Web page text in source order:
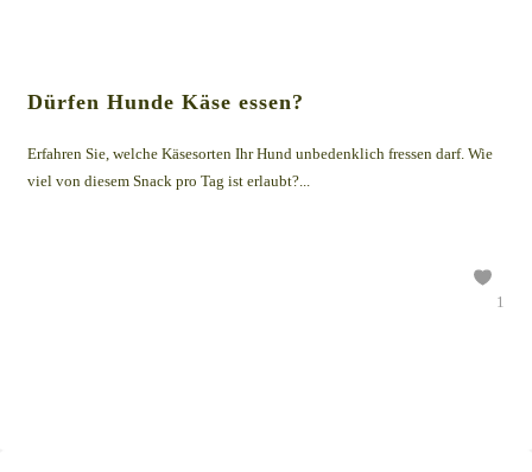
Dürfen Hunde Käse essen?
Erfahren Sie, welche Käsesorten Ihr Hund unbedenklich fressen darf. Wie
viel von diesem Snack pro Tag ist erlaubt?...
1